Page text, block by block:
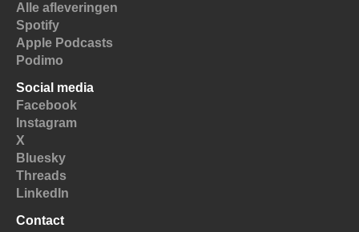
Alle afleveringen
Spotify
Apple Podcasts
Podimo
Social media
Facebook
Instagram
X
Bluesky
Threads
LinkedIn
Contact